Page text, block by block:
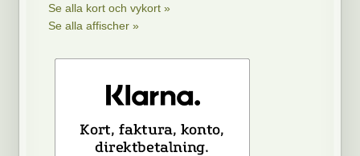
Se alla kort och vykort »
Se alla affischer »